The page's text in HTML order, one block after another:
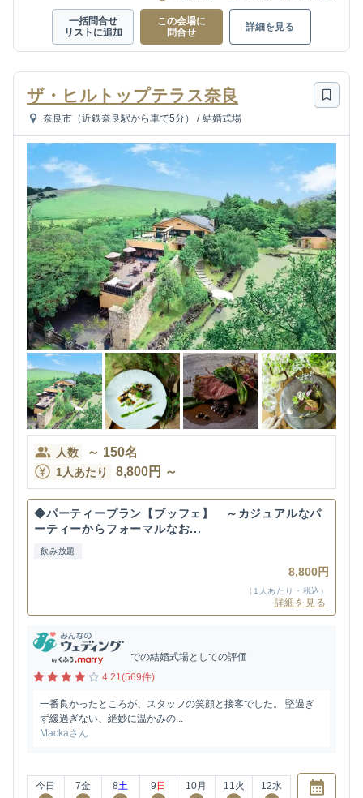
一括問合せ
リストに追加
この会場に
問合せ
詳細を見る
ザ・ヒルトップテラス奈良
奈良市（近鉄奈良駅から車で5分） / 結婚式場
人数 ～ 150名
1人あたり 8,800円 ～
◆パーティープラン【ブッフェ】 ～カジュアルなパ
ーティーからフォーマルなお...
飲み放題
8,800円
（1人あたり・税込）
詳細を見る
での結婚式場としての評価
4.21(569件)
一番良かったところが、スタッフの笑顔と接客でした。 堅過ぎ
ず緩過ぎない、絶妙に温かみの...
Mackaさん
今日 7金 8土 9 日 10月 11 火 12水